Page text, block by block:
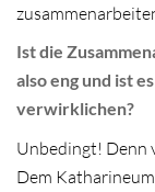
Ist die
also eng und ist
verwirklichen?
Unbedingt! Denn
Dem Katharineum